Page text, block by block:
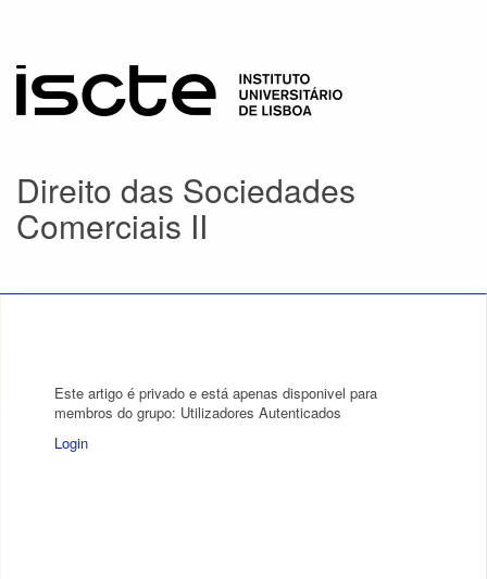
Direito das Sociedades
Comerciais II
Este artigo é privado e está apenas disponivel para
membros do grupo: Utilizadores Autenticados
Login